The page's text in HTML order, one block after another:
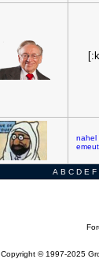
nahel
A B C D E F
Copyright © 1997-2025